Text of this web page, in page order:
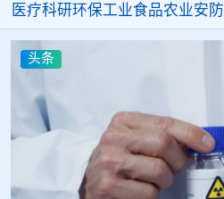
医疗科研环保工业食品农业安防
头条